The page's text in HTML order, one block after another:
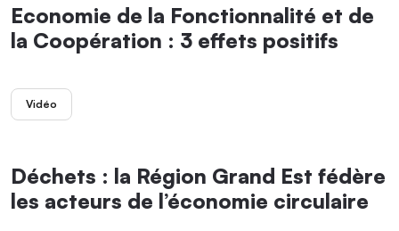
Economie de la Fonctionnalité et de
la Coopération : 3 effets positifs
Vidéo
Déchets : la Région Grand Est fédère
les acteurs de l’économie circulaire